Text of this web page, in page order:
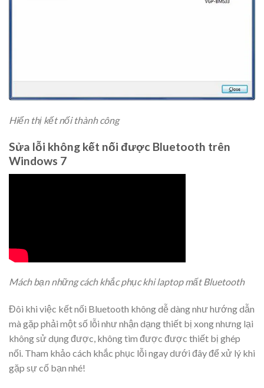
Hiển thị kết nối thành công
Sửa lỗi không kết nối được Bluetooth trên
Windows 7
Mách bạn những cách khắc phục khi laptop mất Bluetooth
Đôi khi việc kết nối Bluetooth không dễ dàng như hướng dẫn
mà gặp phải một số lỗi như nhận dạng thiết bị xong nhưng lại
không sử dụng được, không tìm được được thiết bị ghép
nối. Tham khảo cách khắc phục lỗi ngay dưới đây để xử lý khi
gặp sự cố bạn nhé!